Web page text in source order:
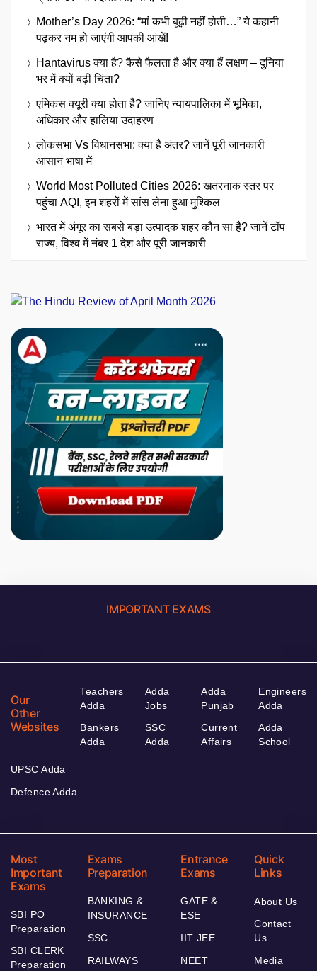
Mother’s Day 2026: “मां कभी बूढ़ी नहीं होती…” ये कहानी
पढ़कर नम हो जाएंगी आपकी आंखें!
Hantavirus क्या है? कैसे फैलता है और क्या हैं लक्षण – दुनिया
भर में क्यों बढ़ी चिंता?
एमिकस क्यूरी क्या होता है? जानिए न्यायपालिका में भूमिका,
अधिकार और हालिया उदाहरण
लोकसभा Vs विधानसभा: क्या है अंतर? जानें पूरी जानकारी
आसान भाषा में
World Most Polluted Cities 2026: खतरनाक स्तर पर
पहुंचा AQI, इन शहरों में सांस लेना हुआ मुश्किल
भारत में अंगूर का सबसे बड़ा उत्पादक शहर कौन सा है? जानें टॉप
राज्य, विश्व में नंबर 1 देश और पूरी जानकारी
IMPORTANT EXAMS
Our
Other
Websites
Teachers
Adda
Bankers
Adda
Adda
Jobs
SSC
Adda
Adda
Punjab
Current
Affairs
Engineers
Adda
Adda
School
UPSC Adda
Defence Adda
Most
Important
Exams
SBI PO
Preparation
SBI CLERK
Preparation
Exams
Preparation
BANKING &
INSURANCE
SSC
RAILWAYS
Entrance
Exams
GATE &
ESE
IIT JEE
NEET
Quick
Links
About Us
Contact
Us
Media